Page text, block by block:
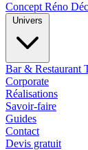
Concept Réno
Bar & Restaurant
Corporate
Réalisations
Savoir-faire
Guides
Contact
Devis gratuit